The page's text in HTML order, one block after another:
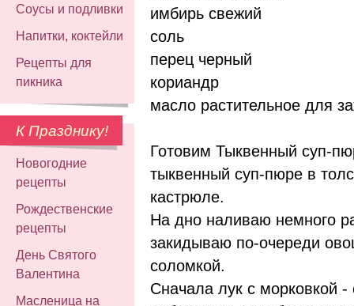
Соусы и подливки
Напитки, коктейли
Рецепты для
пикника
К Празднику!
Новогодние
рецепты
Рождественские
рецепты
День Святого
Валентина
Масленица на
имбирь свежий
соль
перец черный
кориандр
масло растительное для
Готовим Тыквенный суп-
тыквенный суп-пюре в
кастрюле.
На дно наливаю немного
закидываю по-очереди
соломкой.
Сначала лук с морковкой